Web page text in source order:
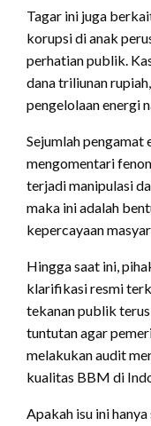
Tagar ini juga
korupsi di anak
perhatian publik.
dana triliunan
pengelolaan energi
Sejumlah
mengomentari
terjadi manipulasi
maka ini adalah
kepercayaan
Hingga saat ini,
klarifikasi resmi
tekanan publik
tuntutan agar
melakukan audit
kualitas BBM di
Apakah isu ini